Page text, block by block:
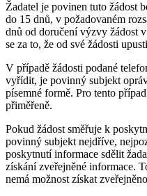
Žadatel je povinen tuto žádost
do 15 dnů, v požadovaném
dnů od doručení výzvy žádost
se za to, že od své žádosti
V případě žádosti podané
vyřídit, je povinný subjekt
písemné formě. Pro tento
přiměřeně.
Pokud žádost směřuje k
povinný subjekt nejdříve,
poskytnutí informace sdělit
získání zveřejněné informace.
nemá možnost získat